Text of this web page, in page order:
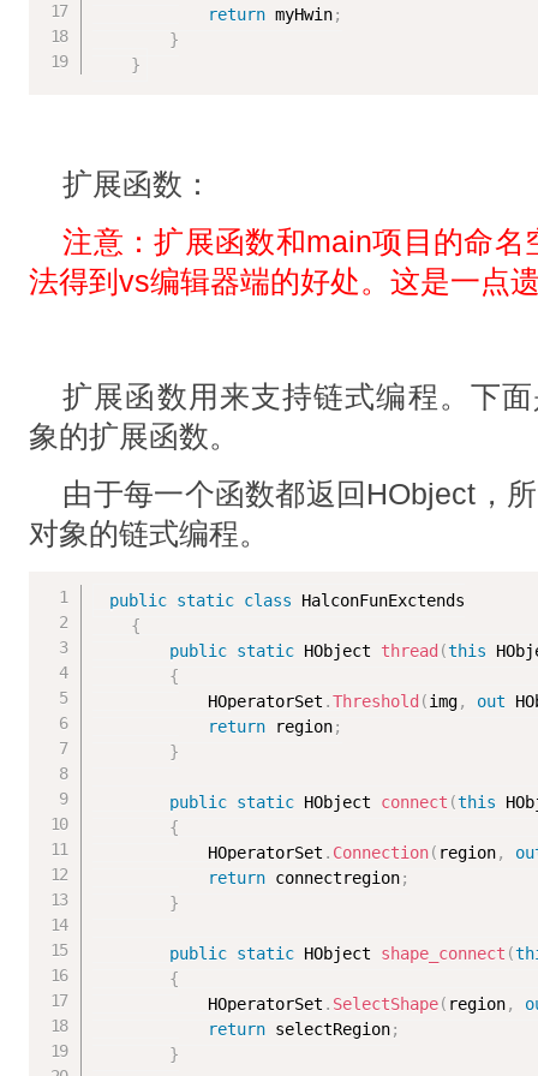
return myHwin;
}
}
扩展函数：
注意：扩展函数和main项目的命
法得到vs编辑器端的好处。这是一点
扩展函数用来支持链式编程。下
象的扩展函数。
由于每一个函数都返回HObject，
对象的链式编程。
public static class
HalconFunExctends
{
public static HObject thread (this
{
            HOperatorSet
.Threshold (img, out
return region;
}
public static HObject connect (this
{
            HOperatorSet
. Connection( region,
return connectregion;
}
public static HObject shape_connect (
{
            HOperatorSet
. SelectShape( region,
return selectRegion;
}